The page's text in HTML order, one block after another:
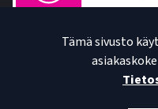
Tämä sivusto